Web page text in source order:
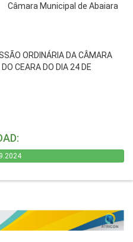
Câmara Municipal de Abaiara
ORDINÁRIA DA CÂMARA
CEARA DO DIA 24 DE